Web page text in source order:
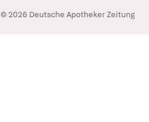
© 2026 Deutsche Apotheker Zeitung